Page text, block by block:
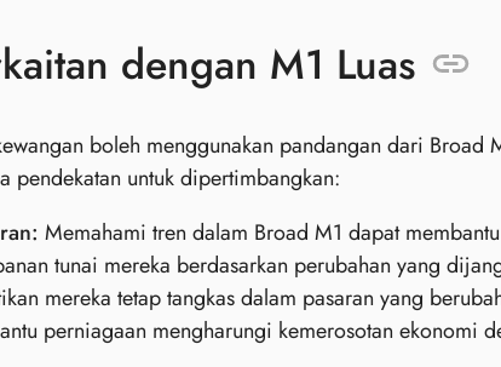
dengan M1 Luas
boleh menggunakan pandangan dari Broad
pendekatan untuk dipertimbangkan:
Memahami tren dalam Broad M1 dapat
tunai mereka berdasarkan perubahan yang
mereka tetap tangkas dalam pasaran yang
perniagaan mengharungi kemerosotan ekonomi